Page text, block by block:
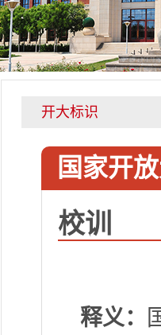
开大标识
国家开
校训
释义：